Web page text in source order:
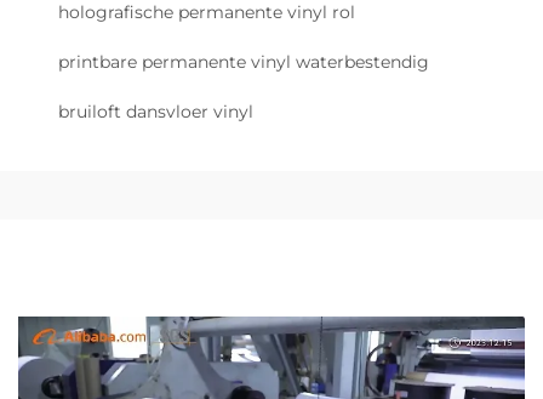
holografische permanente vinyl rol
printbare permanente vinyl waterbestendig
bruiloft dansvloer vinyl